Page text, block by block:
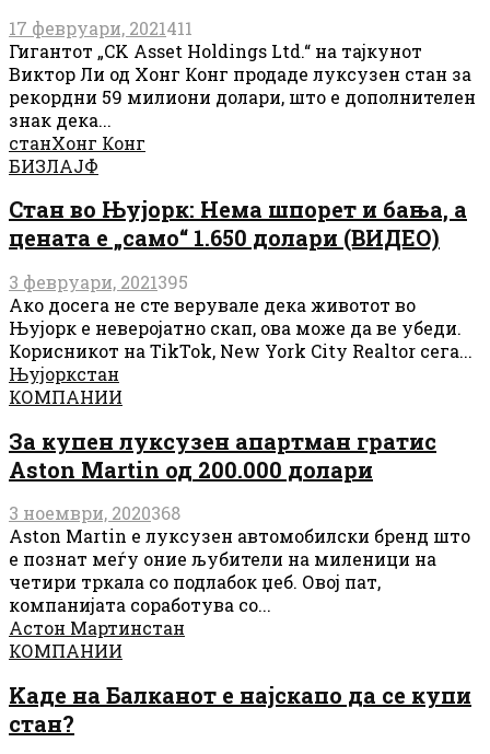
17 февруари, 2021411
Гигантот „CK Asset Holdings Ltd.“ на тајкунот
Виктор Ли од Хонг Конг продаде луксузен стан за
рекордни 59 милиони долари, што е дополнителен
знак дека...
станХонг Конг
БИЗЛАЈФ
Стан во Њујорк: Нема шпорет и бања, а
цената е „само“ 1.650 долари (ВИДЕО)
3 февруари, 2021395
Ако досега не сте верувале дека животот во
Њујорк е неверојатно скап, ова може да ве убеди.
Корисникот на TikTok, New York City Realtor сега...
Њујоркстан
КОМПАНИИ
За купен луксузен апартман гратис
Aston Martin од 200.000 долари
3 ноември, 2020368
Aston Martin е луксузен автомобилски бренд што
е познат меѓу оние љубители на миленици на
четири тркала со подлабок џеб. Овој пат,
компанијата соработува со...
Астон Мартинстан
КОМПАНИИ
Kаде на Балканот е најскапо да се купи
стан?